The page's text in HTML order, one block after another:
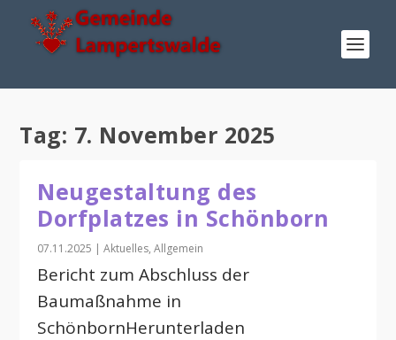
Tag: 7. November 2025
Neugestaltung des
Dorfplatzes in Schönborn
07.11.2025 |Aktuelles,Allgemein
Bericht zum Abschluss der
Baumaßnahme in
SchönbornHerunterladen